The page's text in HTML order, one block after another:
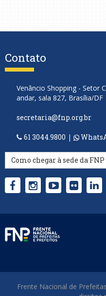
Contato
Venâncio Shopping - Setor
andar, sala 827, Brasília/DF
secretaria@fnp.org.br
61 3044.9800 |
Como chegar à sede da FNP
Frente Nacional de